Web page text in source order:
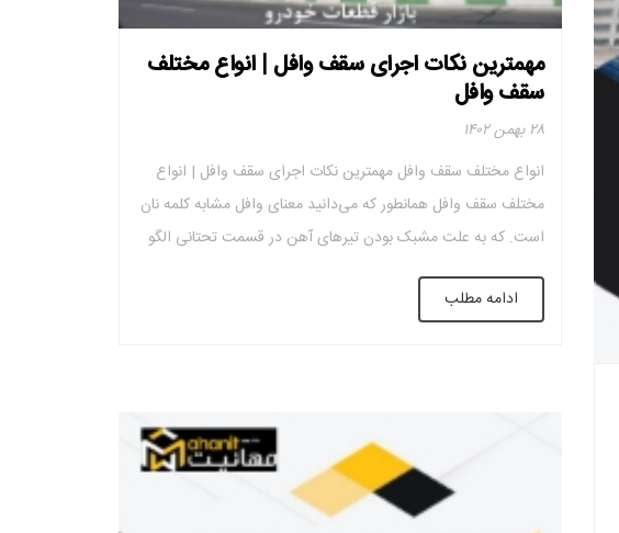
مهمترین نکات اجرای سقف وافل | انواع مختلف
سقف وافل
۲۸ بهمن ۱۴۰۲
انواع مختلف سقف وافل مهمترین نکات اجرای سقف وافل | انواع
مختلف سقف وافل همانطور که می‌دانید معنای وافل مشابه کلمه نان
است. که به علت مشبک بودن تیرهای آهن در قسمت تحتانی الگو
گرفته است. به عبارت دیگر سقف وافل به خاطر عمودی و افقی بودن
تیرهای آهن شکل مستطیلی یا مربعی پیدا می‌کند. […]
ادامه مطلب